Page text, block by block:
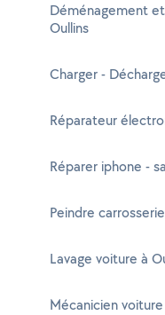
Déménagement
Oullins
Charger -
Réparateur
Réparer iphone -
Peindre
Lavage voiture à
Mécanicien